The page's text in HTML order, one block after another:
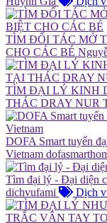
TÌM ĐỐI TÁC MỞ
CHO CÁC BÉ
TÌM ĐẠI LÝ KINH
THÁC DRAY NUR
DOFA Smart tuyển
Vietnam
Tìm đại lý - Đại diện
dichvufami
Dịch